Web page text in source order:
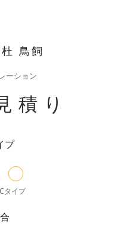
鳥飼
ーション
積り
プ
Cタイプ